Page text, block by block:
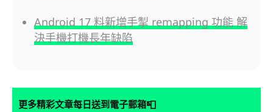
Android 17 料新增手掣 remapping 功能 解
決手機打機長年缺陷
更多精彩文章每日送到電子郵箱📮